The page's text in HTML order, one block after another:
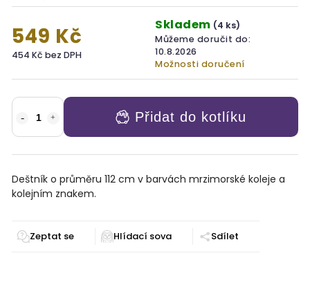
549 Kč
454 Kč bez DPH
Skladem (4 ks)
Můžeme doručit do:
10.8.2026
Možnosti doručení
Přidat do kotlíku
Deštník o průměru 112 cm v barvách mrzimorské koleje a
kolejním znakem.
Zeptat se Sdílet